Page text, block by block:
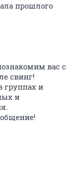
прошлого
вас с
свинг!
группах и
и